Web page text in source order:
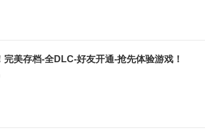
美存档-全DLC-好友开通-抢先体验游戏！